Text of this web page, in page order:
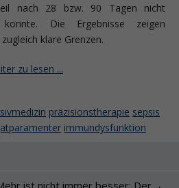
nach 28 bzw. 90 Tagen nicht
konnte. Die Ergebnisse zeigen
klare Grenzen.
zu lesen ...
präzisionstherapie sepsis
immundysfunktion
ist nicht immer besser: Der